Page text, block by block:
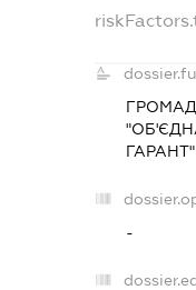
ГАРАНТ"
-